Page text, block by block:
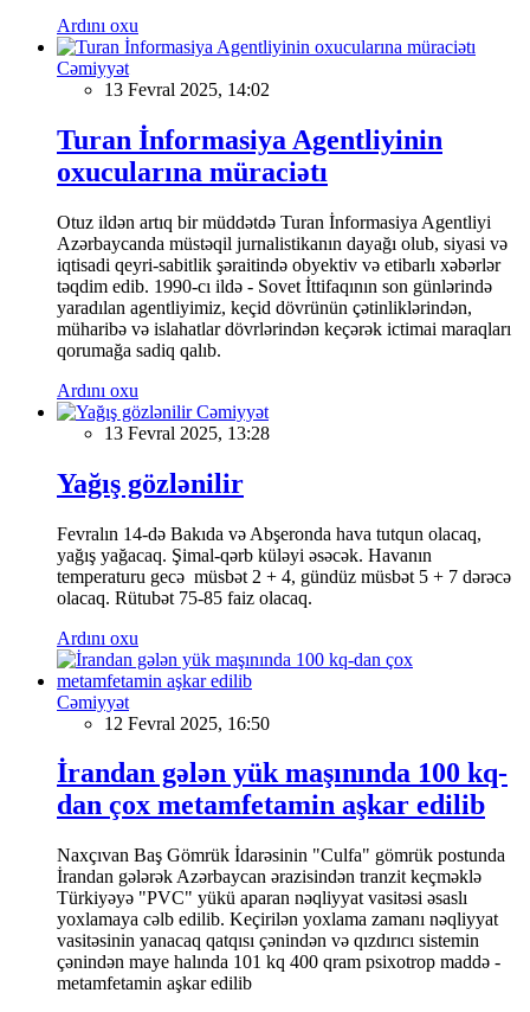
Ardını oxu
Cəmiyyət
13 Fevral 2025, 14:02
Turan İnformasiya Agentliyinin
oxucularına müraciətı
Otuz ildən artıq bir müddətdə Turan İnformasiya Agentliyi
Azərbaycanda müstəqil jurnalistikanın dayağı olub, siyasi və
iqtisadi qeyri-sabitlik şəraitində obyektiv və etibarlı xəbərlər
təqdim edib. 1990-cı ildə - Sovet İttifaqının son günlərində
yaradılan agentliyimiz, keçid dövrünün çətinliklərindən,
müharibə və islahatlar dövrlərindən keçərək ictimai maraqları
qorumağa sadiq qalıb.
Ardını oxu
Cəmiyyət
13 Fevral 2025, 13:28
Yağış gözlənilir
Fevralın 14-də Bakıda və Abşeronda hava tutqun olacaq,
yağış yağacaq. Şimal-qərb küləyi əsəcək. Havanın
temperaturu gecə müsbət 2 + 4, gündüz müsbət 5 + 7 dərəcə
olacaq. Rütubət 75-85 faiz olacaq.
Ardını oxu
Cəmiyyət
12 Fevral 2025, 16:50
İrandan gələn yük maşınında 100 kq-
dan çox metamfetamin aşkar edilib
Naxçıvan Baş Gömrük İdarəsinin "Culfa" gömrük postunda
İrandan gələrək Azərbaycan ərazisindən tranzit keçməklə
Türkiyəyə "PVC" yükü aparan nəqliyyat vasitəsi əsaslı
yoxlamaya cəlb edilib. Keçirilən yoxlama zamanı nəqliyyat
vasitəsinin yanacaq qatqısı çənindən və qızdırıcı sistemin
çənindən maye halında 101 kq 400 qram psixotrop maddə -
metamfetamin aşkar edilib